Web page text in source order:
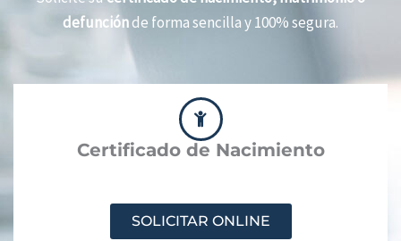
defunciónde forma sencilla y 100% segura.
Certificado de Nacimiento
SOLICITAR ONLINE